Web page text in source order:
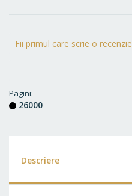
Fii primul care scrie o recenzie
Pagini
26000
Descriere